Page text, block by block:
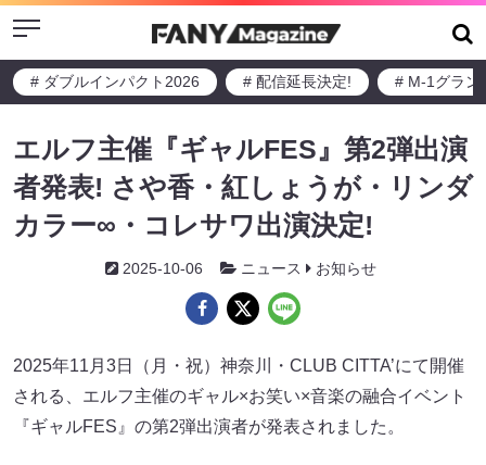
Menu
# ダブルインパクト2026 # 配信延長決定! # M-1グラン
エルフ主催『ギャルFES』第2弾出演
者発表! さや香・紅しょうが・リンダ
カラー∞・コレサワ出演決定!
2025-10-06 ニュース お知らせ
2025年11月3日（月・祝）神奈川・CLUB CITTA’にて開催
される、エルフ主催のギャル×お笑い×音楽の融合イベント
『ギャルFES』の第2弾出演者が発表されました。